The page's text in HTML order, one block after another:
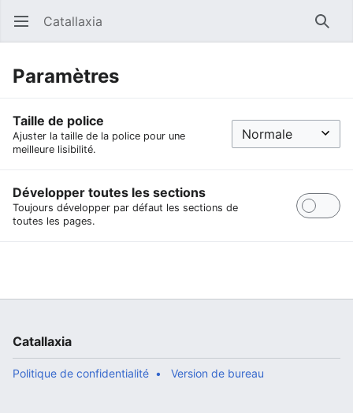
Ouvrir le menu principal Catallaxia
Paramètres
Taille de police
Ajuster la taille de la police pour une
meilleure lisibilité.
Développer toutes les sections
Toujours développer par défaut les sections de
toutes les pages.
Catallaxia
Politique de confidentialité Version de bureau